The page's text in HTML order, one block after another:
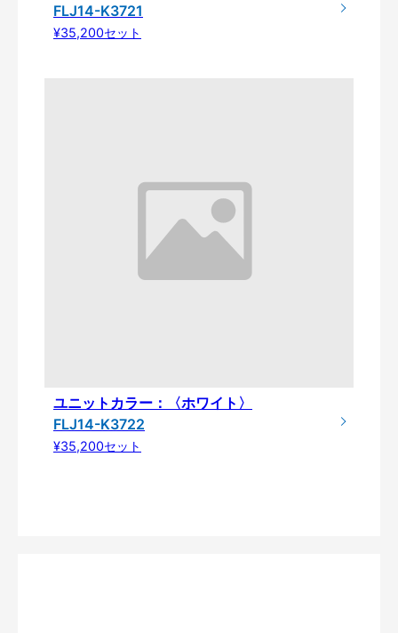
FLJ14-K3721
¥35,200セット
ユニットカラー：〈ホワイト〉
FLJ14-K3722
¥35,200セット